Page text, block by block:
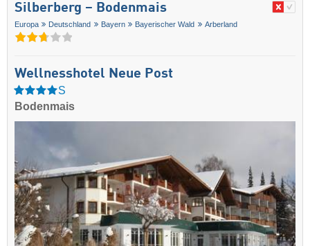
Silberberg – Bodenmais
Europa Deutschland Bayern Bayerischer Wald Arberland
Wellnesshotel Neue Post
S
Bodenmais